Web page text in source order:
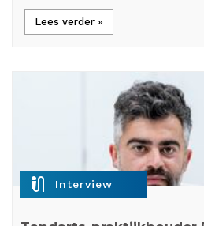
Lees verder »
mic_external_on Interview